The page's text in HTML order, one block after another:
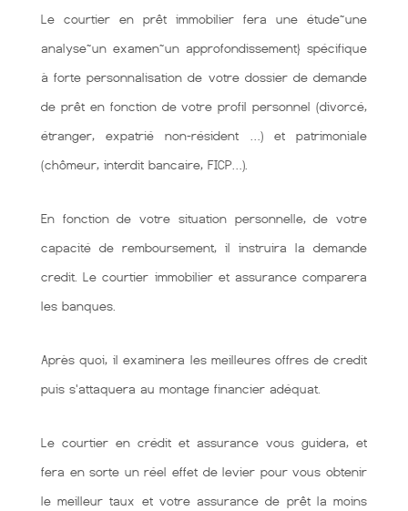
Le courtier en prêt immobilier fera une étude~une
analyse~un examen~un approfondissement} spécifique
à forte personnalisation de votre dossier de demande
de prêt en fonction de votre profil personnel (divorcé,
étranger, expatrié non-résident …) et patrimoniale
(chômeur, interdit bancaire, FICP…).
En fonction de votre situation personnelle, de votre
capacité de remboursement, il instruira la demande
credit. Le courtier immobilier et assurance comparera
les banques.
Après quoi, il examinera les meilleures offres de credit
puis s'attaquera au montage financier adéquat.
Le courtier en crédit et assurance vous guidera, et
fera en sorte un réel effet de levier pour vous obtenir
le meilleur taux et votre assurance de prêt la moins